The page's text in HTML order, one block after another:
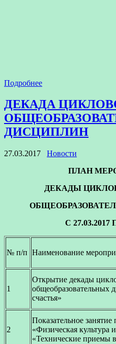
Подробнее
ДЕКАДА
ДИСЦИПЛИН
27.03.2017
Новости
ПЛАН
ДЕКАДЫ
С 27.03.2017
№ п/п Наименование
1
Открытие декады
общеобразовательных
счастья»
2
Показательное
«Физическая культура
«Технические приемы